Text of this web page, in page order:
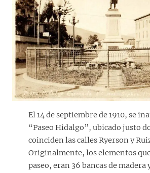
El 14 de septiembre de 1910, se
“Paseo Hidalgo”, ubicado justo
coinciden las calles Ryerson y
Originalmente, los elementos
paseo, eran 36 bancas de madera